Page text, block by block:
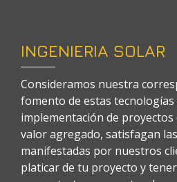
INGENIERIA SOLAR
Consideramos nuestra
fomento de estas tecnologías
implementación de proyectos
valor agregado, satisfagan
manifestadas por nuestros
platicar de tu proyecto y